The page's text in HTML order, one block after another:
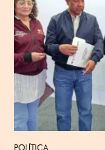
POLÍTICA